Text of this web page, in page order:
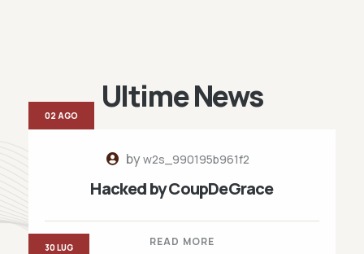
Ultime News
byw2s_990195b961f2
Hacked by CoupDeGrace
READ MORE
02 AGO
30 LUG